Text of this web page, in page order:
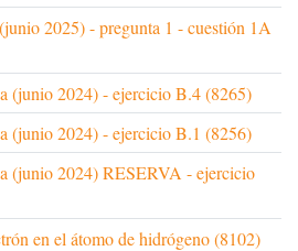
2025) - pregunta 1 - cuestión 1A
(junio 2024) - ejercicio B.4 (8265)
(junio 2024) - ejercicio B.1 (8256)
(junio 2024) RESERVA - ejercicio
en el átomo de hidrógeno (8102)